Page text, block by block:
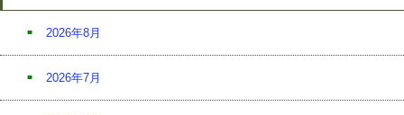
2026年8月
2026年7月